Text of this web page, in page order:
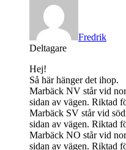
Fredrik
Deltagare
Hej!
Så här hänger det ihop.
Marbäck NV står vid
sidan av vägen. Riktad
Marbäck SV står vid
sidan av vägen. Riktad
Marbäck NO står vid
sidan av vägen. Riktad